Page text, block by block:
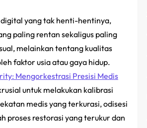
yang tak henti-hentinya,
paling rentan sekaligus paling
melainkan tentang kualitas
faktor usia atau gaya hidup.
Mengorkestrasi Presisi Medis
untuk melakukan kalibrasi
medis yang terkurasi, odisesi
proses restorasi yang terukur dan